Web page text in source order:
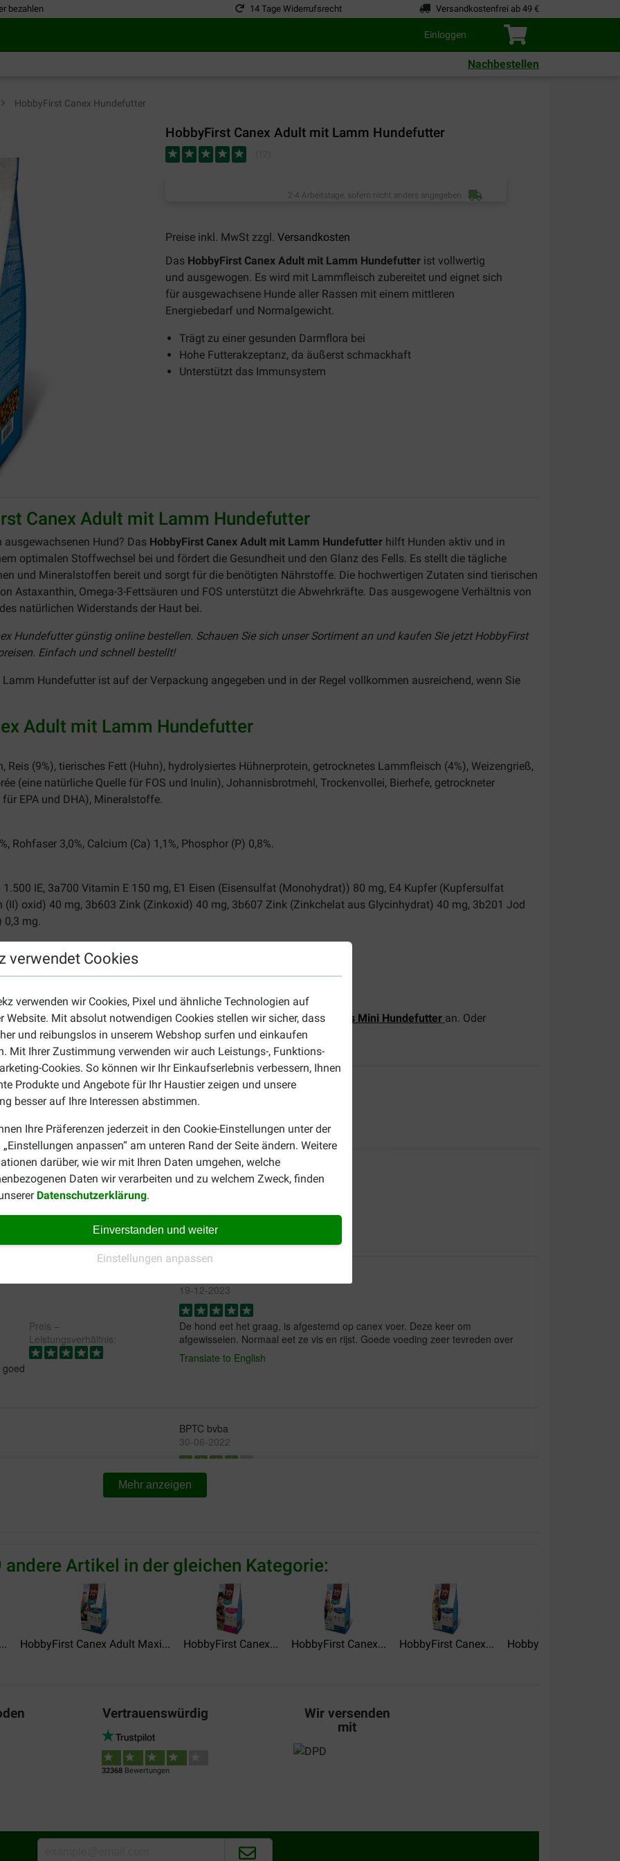
bezahlen 14 Tage Widerrufsrecht Versandkostenfrei ab 49 €
Einloggen
Nachbestellen
verwendet Cookies
verwenden wir Cookies, Pixel und ähnliche Technologien auf
Website. Mit absolut notwendigen Cookies stellen wir sicher, dass
und reibungslos in unserem Webshop surfen und einkaufen
Mit Ihrer Zustimmung verwenden wir auch Leistungs-, Funktions-
Cookies. So können wir Ihr Einkaufserlebnis verbessern, Ihnen
Produkte und Angebote für Ihr Haustier zeigen und unsere
besser auf Ihre Interessen abstimmen.
Ihre Präferenzen jederzeit in den Cookie-Einstellungen unter der
„Einstellungen anpassen“ am unteren Rand der Seite ändern. Weitere
darüber, wie wir mit Ihren Daten umgehen, welche
Daten wir verarbeiten und zu welchem Zweck, finden
Datenschutzerklärung.
Einverstanden und weiter
Einstellungen anpassen
HobbyFirst Canex Hundefutter
HobbyFirst Canex Adult mit Lamm Hundefutter
2-4 Arbeitstage, sofern nicht anders angegeben
Preise inkl. MwSt zzgl. Versandkosten
Das HobbyFirst Canex Adult mit Lamm Hundefutter ist vollwertig
und ausgewogen. Es wird mit Lammfleisch zubereitet und eignet sich
für ausgewachsene Hunde aller Rassen mit einem mittleren
Energiebedarf und Normalgewicht.
Trägt zu einer gesunden Darmflora bei
Hohe Futterakzeptanz, da äußerst schmackhaft
Unterstützt das Immunsystem
Canex Adult mit Lamm Hundefutter
Hund? Das HobbyFirst Canex Adult mit Lamm Hundefutter hilft Hunden aktiv und in
optimalen Stoffwechsel bei und fördert die Gesundheit und den Glanz des Fells. Es stellt die tägliche
und Mineralstoffen bereit und sorgt für die benötigten Nährstoffe. Die hochwertigen Zutaten sind tierischen
Astaxanthin, Omega-3-Fettsäuren und FOS unterstützt die Abwehrkräfte. Das ausgewogene Verhältnis von
natürlichen Widerstands der Haut bei.
Hundefutter günstig online bestellen. Schauen Sie sich unser Sortiment an und kaufen Sie jetzt HobbyFirst
Einfach und schnell bestellt!
Hundefutter ist auf der Verpackung angegeben und in der Regel vollkommen ausreichend, wenn Sie
Adult mit Lamm Hundefutter
Reis (9%), tierisches Fett (Huhn), hydrolysiertes Hühnerprotein, getrocknetes Lammfleisch (4%), Weizengrieß,
(eine natürliche Quelle für FOS und Inulin), Johannisbrotmehl, Trockenvollei, Bierhefe, getrockneter
EPA und DHA), Mineralstoffe.
Rohfaser 3,0%, Calcium (Ca) 1,1%, Phosphor (P) 0,8%.
IE, 3a700 Vitamin E 150 mg, E1 Eisen (Eisensulfat (Monohydrat)) 80 mg, E4 Kupfer (Kupfersulfat
oxid) 40 mg, 3b603 Zink (Zinkoxid) 40 mg, 3b607 Zink (Zinkchelat aus Glycinhydrat) 40 mg, 3b201 Jod
0,3 mg.
100 mg.
kleinen Rasse? Schauen Sie sich dasHobbyFirst Canex Adult Brocks Mini Hundefutter an. Oder
Canex?
af aan.
Mevr. Molenaar
28-05-2025
De inhoud vd voerbak gaat altijd op!
Translate to English
Preis –
Leistungsverhältnis:
19-12-2023
De hond eet het graag, is afgestemd op canex voer. Deze keer om
afgewisselen. Normaal eet ze vis en rijst. Goede voeding zeer tevreden over
Translate to English
BPTC bvba
30-06-2022
Onze hond heeft de transitie van vis/rijst naar lam zonder problemen
doorstaan.
!
12-08-2020
een goede stevige brok die in de smaak valt
Translate to English
19-09-2018
Mehr anzeigen
andere Artikel in der gleichen Kategorie:
HobbyFirst Canex Adult Maxi... HobbyFirst Canex... HobbyFirst Canex... HobbyFirst Canex... HobbyFirst Canex...
Vertrauenswürdig
32368Bewertungen
Wir versenden
mit